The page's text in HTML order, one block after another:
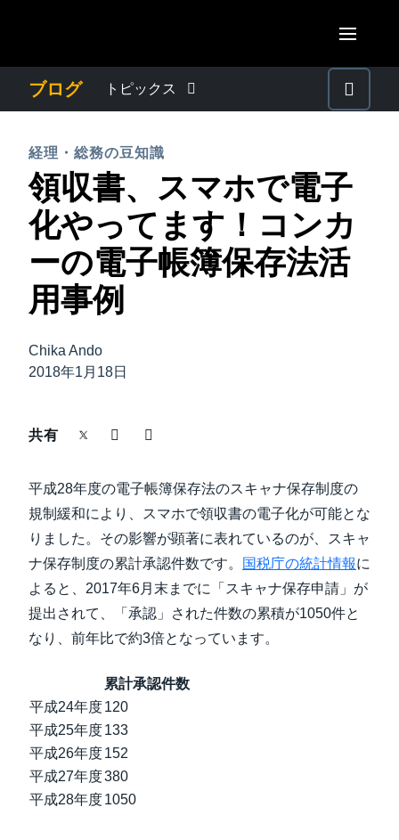
AMERICAS
Canada (Français)
México (Español)
Brasil (Português)
United Kingdom (English)
France (Français)
Deutschland (Deutsch)
España (Español)
Norway (English)
ASIA PACIFIC
Australia (English)
India (English)
ブログ トピックス
プレスリリース
電子帳簿保存法・インボイス制度
経理・総務の豆知識
出張・経費管理トレンド
導入事例
サステナビリティ
自治体・公共機関・教育機関等
経理・総務の豆知識
領収書、スマホで電子
化やってます！コンカ
ーの電子帳簿保存法活
用事例
Chika Ando
2018年1月18日
共有
平成28年度の電子帳簿保存法のスキャナ保存制度の
規制緩和により、スマホで領収書の電子化が可能とな
りました。その影響が顕著に表れているのが、スキャ
ナ保存制度の累計承認件数です。
国税庁の統計情報に
よると、2017年6月末までに「スキャナ保存申請」が
提出されて、「承認」された件数の累積が1050件と
なり、前年比で約3倍となっています。
累計承認件数
平成24年度120
平成25年度133
平成26年度152
平成27年度380
平成28年度1050